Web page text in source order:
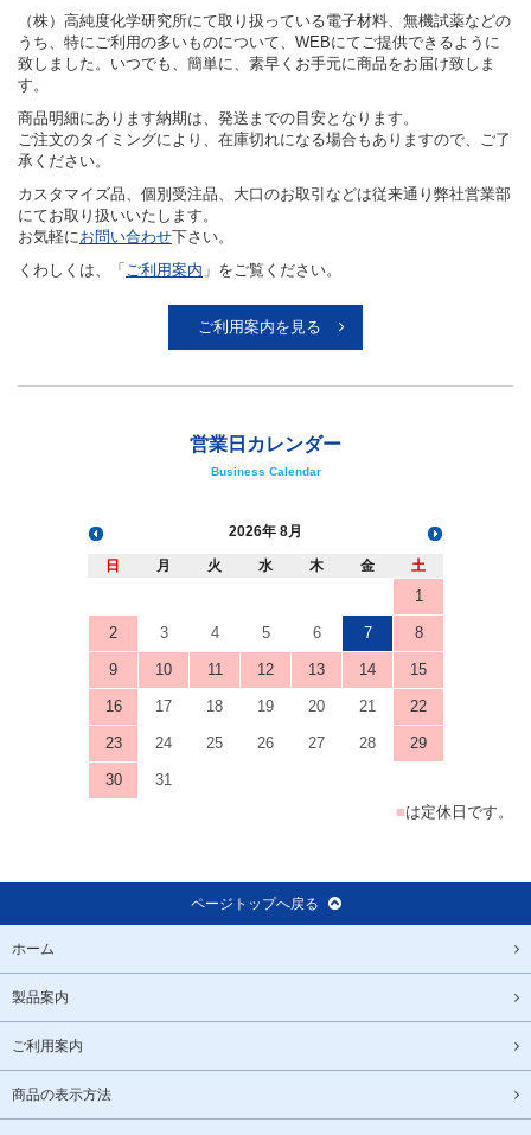
（株）高純度化学研究所にて取り扱っている電子材料、無機試薬などの
うち、特にご利用の多いものについて、WEBにてご提供できるように
致しました。いつでも、簡単に、素早くお手元に商品をお届け致しま
す。
商品明細にあります納期は、発送までの目安となります。
ご注文のタイミングにより、在庫切れになる場合もありますので、ご了
承ください。
カスタマイズ品、個別受注品、大口のお取引などは従来通り弊社営業部
にてお取り扱いいたします。
お気軽にお問い合わせ下さい。
くわしくは、「 ご利用案内 」をご覧ください。
ご利用案内を見る
営業日カレンダー
Business Calendar
2026 8月
日 月 火 水 木 金 土
1
2 3 4 5 6 7 8
9 10 11 12 13 14 15
16 17 18 19 20 21 22
23 24 25 26 27 28 29
30
31
■は定休日です。
ページトップへ戻る
ホーム
製品案内
ご利用案内
商品の表示方法